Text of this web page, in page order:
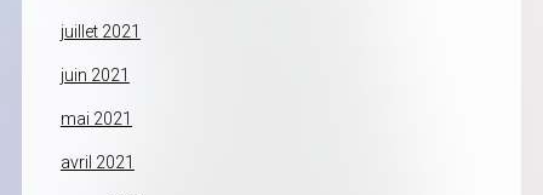
juillet 2021
juin 2021
mai 2021
avril 2021